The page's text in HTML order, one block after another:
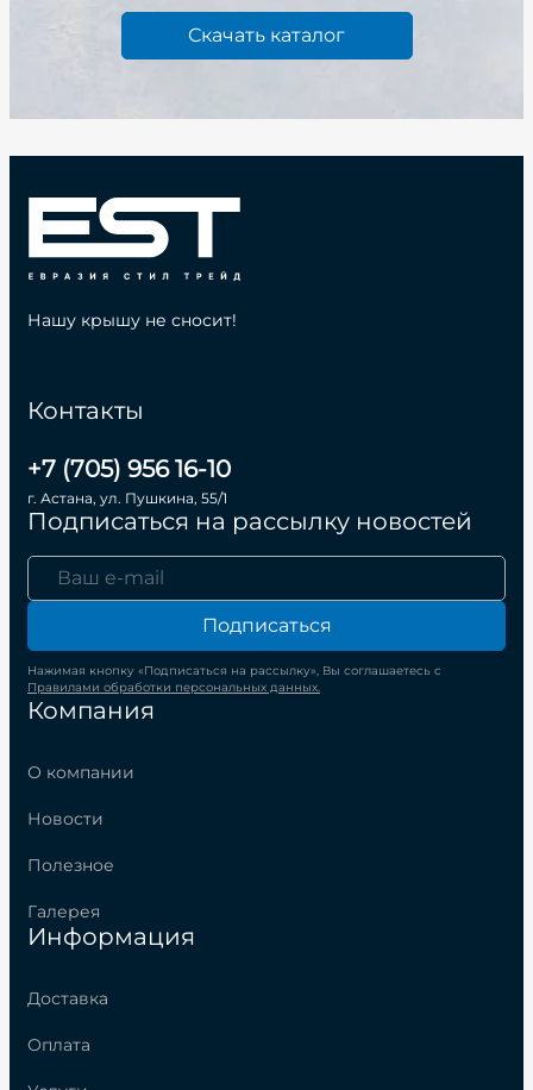
Скачать каталог
Компания
О компании
Новости
Полезное
Галерея
Информация
Доставка
Оплата
Контакты
+7 (705) 956 16-10
г. Астана, ул. Пушкина, 55/1
Подписаться на рассылку новостей
Подписаться
Нажимая кнопку «Подписаться на рассылку», Вы соглашаетесь с
Правилами обработки персональных данных.
Нашу крышу не сносит!